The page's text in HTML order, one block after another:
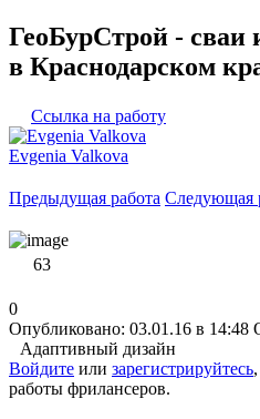
ГеоБурСтрой - сваи
в Краснодарском
Ссылка на работу
Evgenia Valkova
Предыдущая работа Следующая
63
0
Опубликовано: 03.01.16 в 14:48
Адаптивный дизайн
Войдите или зарегистрируйтесь
работы фрилансеров.